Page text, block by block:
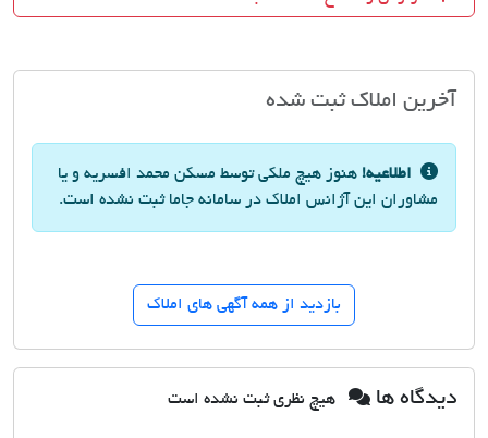
آخرین املاک ثبت شده
اطلاعیه! هنوز هیچ ملکی توسط مسکن محمد افسریه و یا
مشاوران این آژانس املاک در سامانه جاما ثبت نشده است.
بازدید از همه آگهی های املاک
دیدگاه ها هیچ نظری ثبت نشده است